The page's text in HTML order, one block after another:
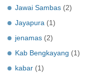
Jawai Sambas (2)
Jayapura (1)
jenamas (2)
Kab Bengkayang (1)
kabar (1)